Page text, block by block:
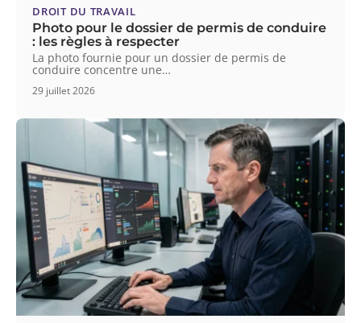
DROIT DU TRAVAIL
Photo pour le dossier de permis de conduire
: les règles à respecter
La photo fournie pour un dossier de permis de
conduire concentre une…
29 juillet 2026